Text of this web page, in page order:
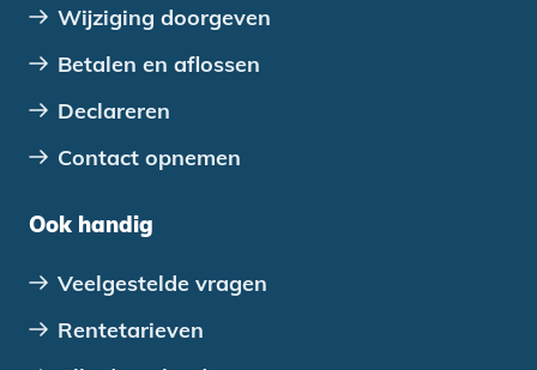
Wijziging doorgeven
Betalen en aflossen
Declareren
Contact opnemen
Ook handig
Veelgestelde vragen
Rentetarieven